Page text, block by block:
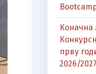
Коначна
прву
2026/